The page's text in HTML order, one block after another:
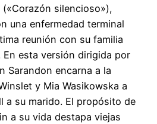
silencioso»),
una enfermedad terminal
reunión con su familia
En esta versión dirigida por
Sarandon encarna a la
y Mia Wasikowska a
a su marido. El propósito de
a su vida destapa viejas